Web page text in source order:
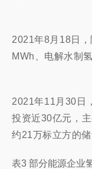
2021年8月18日
MWh、电解水制
2021年11月30日
投资近30亿元，
约21万标立方的
表3 部分能源企业